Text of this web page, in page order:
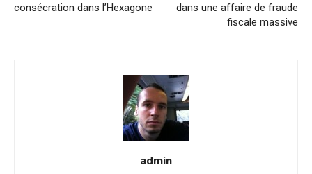
consécration dans l’Hexagone
dans une affaire de fraude
fiscale massive
admin